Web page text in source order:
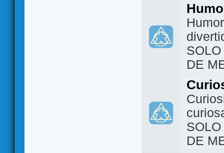
DE
DE